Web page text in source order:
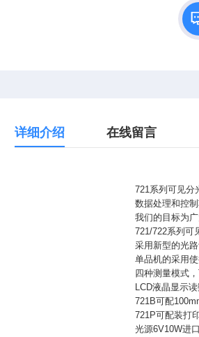
详细介绍 在线留言
721系列可见分
数据处理和控
我们的目标为
721/722系列可
采用新型的光
单品机的采用
四种测量模式
LCD液晶显示
721B可配
721P可配装打
光源6V10W进